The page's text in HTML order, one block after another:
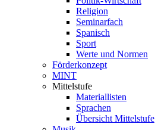
Religion
Seminarfach
Spanisch
Sport
Werte und Normen
Förderkonzept
MINT
Mittelstufe
Materiallisten
Sprachen
Übersicht Mittelstufe